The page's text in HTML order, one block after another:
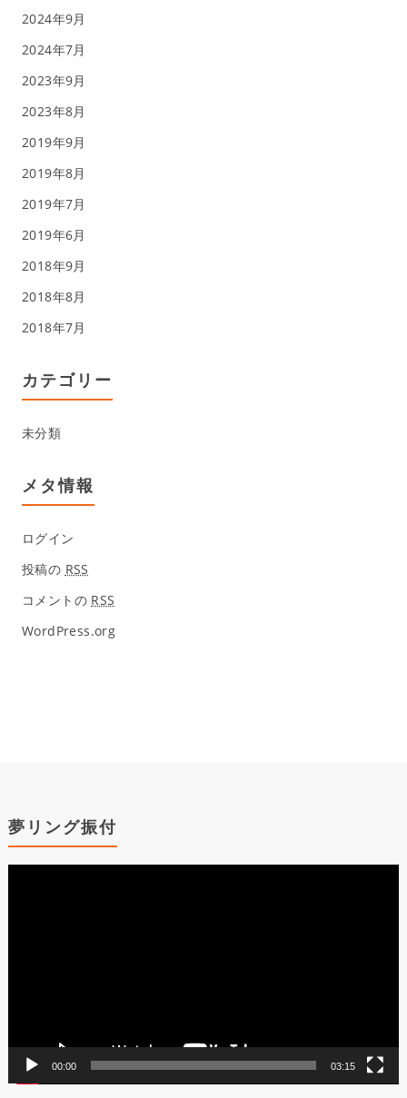
2024年9月
2024年7月
2023年9月
2023年8月
2019年9月
2019年8月
2019年7月
2019年6月
2018年9月
2018年8月
2018年7月
カテゴリー
未分類
メタ情報
ログイン
投稿の RSS
コメントの RSS
WordPress.org
夢リング振付
00:00 03:15